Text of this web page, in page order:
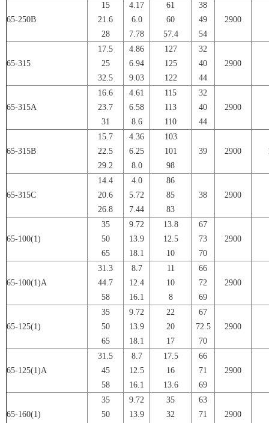
65-250B
15
21.6
28
4.17
6.0
7.78
61
60
57.4
38
49
54
2900
65-315
17.5
25
32.5
4.86
6.94
9.03
127
125
122
32
40
44
2900
65-315A
16.6
23.7
31
4.61
6.58
8.6
115
113
110
32
40
44
2900
65-315B
15.7
22.5
29.2
4.36
6.25
8.0
103
101
98
39 2900
65-315C
14.4
20.6
26.8
4.0
5.72
7.44
86
85
83
38 2900
65-100(1)
35
50
65
9.72
13.9
18.1
13.8
12.5
10
67
73
70
2900
65-100(1)A
31.3
44.7
58
8.7
12.4
16.1
11
10
8
66
72
69
2900
65-125(1)
35
50
65
9.72
13.9
18.1
22
20
17
67
72.5
70
2900
65-125(1)A
31.5
45
58
8.7
12.5
16.1
17.5
16
13.6
66
71
69
2900
65-160(1)
35
50
9.72
13.9
35
32
63
71
2900